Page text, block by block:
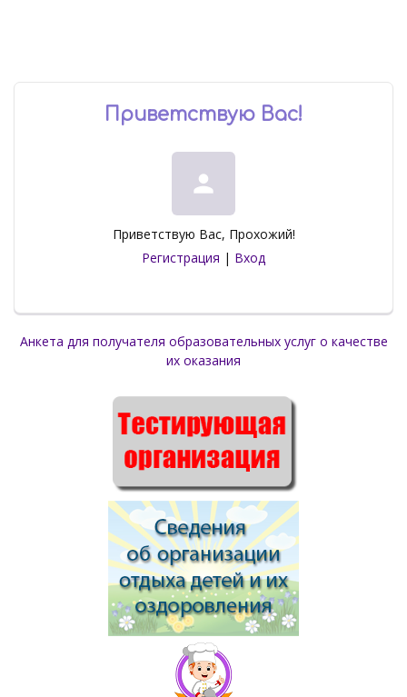
Приветствую Вас!
person
Приветствую Вас, Прохожий!
Регистрация | Вход
Анкета для получателя образовательных услуг о качестве
их оказания